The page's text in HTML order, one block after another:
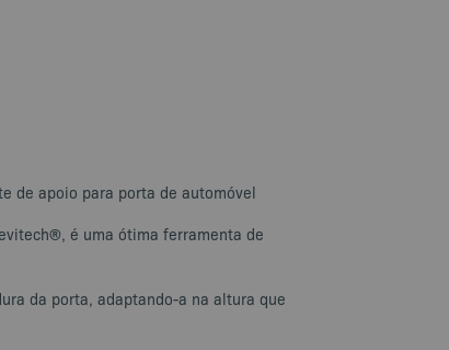
de apoio para porta de automóvel
é uma ótima ferramenta de
da porta, adaptando-a na altura que